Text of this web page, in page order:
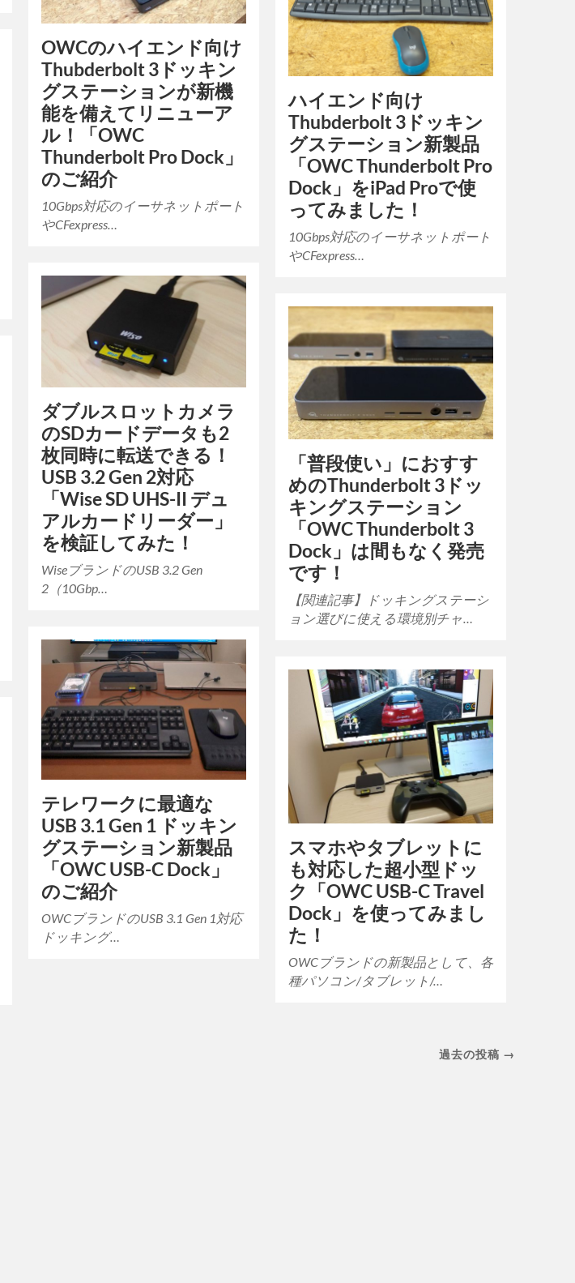
ハイエンド向け
Thubderbolt 3ドッキン
グステーション新製品
「OWC Thunderbolt Pro
Dock」をiPad Proで使
ってみました！
10Gbps対応のイーサネットポート
やCFexpress…
OWCのハイエンド向け
Thubderbolt 3ドッキン
グステーションが新機
能を備えてリニューア
ル！「OWC
Thunderbolt Pro Dock」
のご紹介
10Gbps対応のイーサネットポート
やCFexpress…
ダブルスロットカメラ
のSDカードデータも2
枚同時に転送できる！
USB 3.2 Gen 2対応
「Wise SD UHS-II デュ
アルカードリーダー」
を検証してみた！
WiseブランドのUSB 3.2 Gen
2（10Gbp…
「普段使い」におすす
めのThunderbolt 3ドッ
キングステーション
「OWC Thunderbolt 3
Dock」は間もなく発売
です！
【関連記事】ドッキングステーシ
ョン選びに使える環境別チャ…
テレワークに最適な
USB 3.1 Gen 1 ドッキン
グステーション新製品
「OWC USB-C Dock」
のご紹介
OWCブランドのUSB 3.1 Gen 1対応
ドッキング…
スマホやタブレットに
も対応した超小型ドッ
ク「OWC USB-C Travel
Dock」を使ってみまし
た！
OWCブランドの新製品として、各
種パソコン/タブレット/…
過去の投稿 →